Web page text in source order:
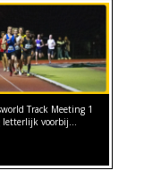
Track Meeting 1
letterlijk voorbij...